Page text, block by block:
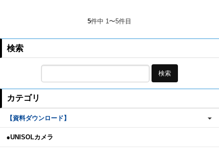
5件中 1〜5件目
検索
検索
カテゴリ
【資料ダウンロード】
●UNISOLカメラ